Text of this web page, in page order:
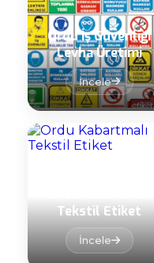
Ordu İş Güvenliği
Levha Üretimi
İncele
Tekstil Etiket
İncele